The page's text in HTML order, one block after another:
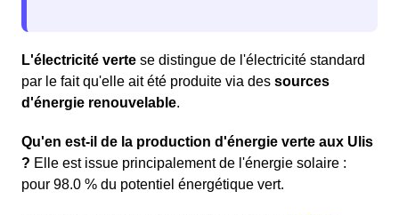
L'électricité verte se distingue de l'électricité standard
par le fait qu'elle ait été produite via des sources
d'énergie renouvelable.
Qu'en est-il de la production d'énergie verte aux Ulis
? Elle est issue principalement de l'énergie solaire :
pour 98.0 % du potentiel énergétique vert.